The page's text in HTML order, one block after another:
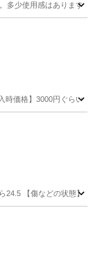
多少使用感はありま
価格】3000円ぐらい
【傷などの状態】